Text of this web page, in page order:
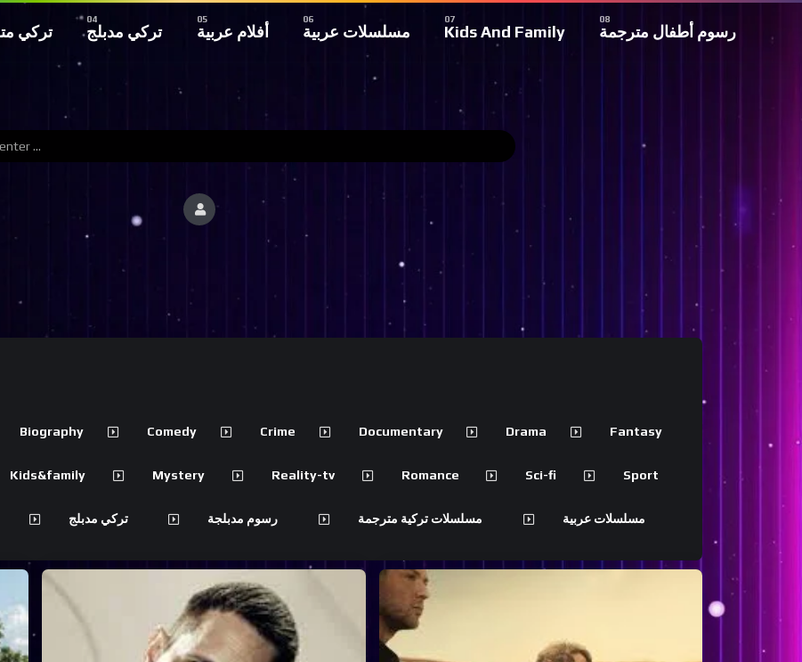
تركي تركي مدبلج أفلام عربية مسلسلات عربية Kids And Family رسوم أطفال مترجمة
Biography Comedy Crime Documentary Drama Fantasy
Kids&family Mystery Reality-tv Romance Sci-fi Sport
تركي مدبلج رسوم مدبلجة مسلسلات تركية مترجمة مسلسلات عربية